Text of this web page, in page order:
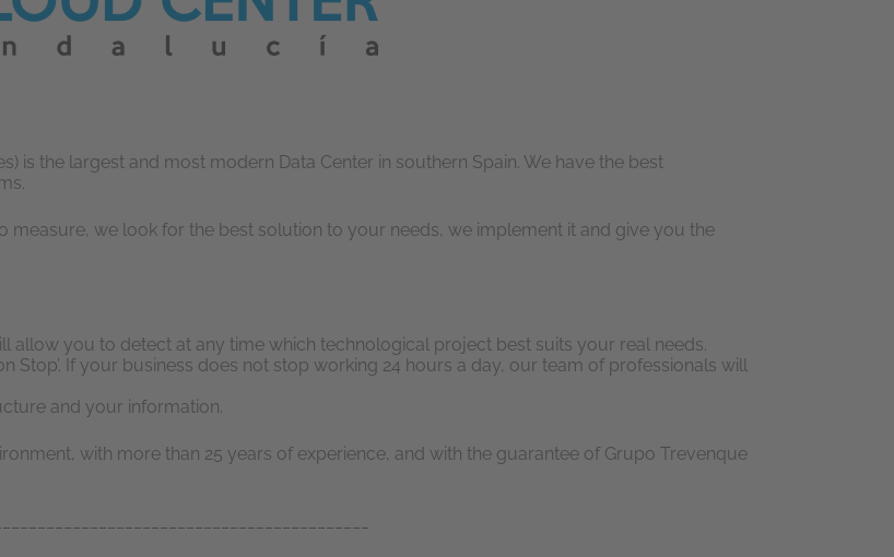
is the largest and most modern Data Center in southern Spain. We have the best
measure, we look for the best solution to your needs, we implement it and give you the
allow you to detect at any time which technological project best suits your real needs.
Stop’. If your business does not stop working 24 hours a day, our team of professionals will
and your information.
with more than 25 years of experience, and with the guarantee of Grupo Trevenque